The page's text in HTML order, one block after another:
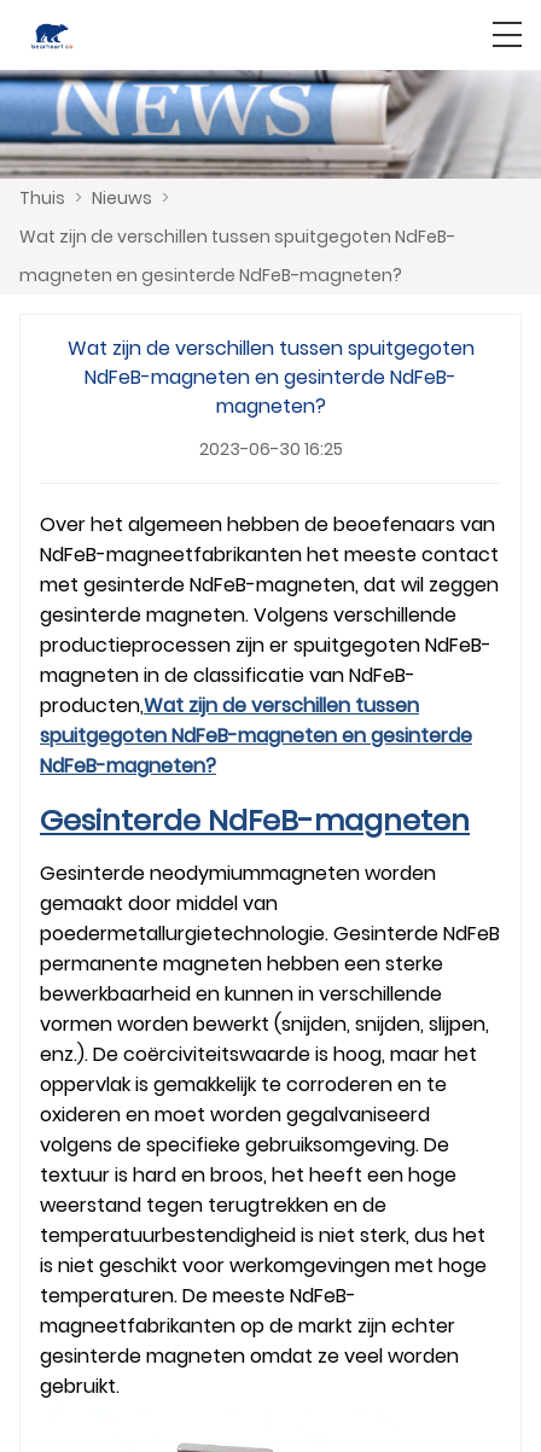
Thuis > Nieuws >
Wat zijn de verschillen tussen spuitgegoten NdFeB-
magneten en gesinterde NdFeB-magneten?
Wat zijn de verschillen tussen spuitgegoten
NdFeB-magneten en gesinterde NdFeB-
magneten?
2023-06-30 16:25
Over het algemeen hebben de beoefenaars van
NdFeB-magneetfabrikanten het meeste contact
met gesinterde NdFeB-magneten, dat wil zeggen
gesinterde magneten. Volgens verschillende
productieprocessen zijn er spuitgegoten NdFeB-
magneten in de classificatie van NdFeB-
producten,Wat zijn de verschillen tussen
spuitgegoten NdFeB-magneten en gesinterde
NdFeB-magneten?
Gesinterde NdFeB-magneten
Gesinterde neodymiummagneten worden
gemaakt door middel van
poedermetallurgietechnologie. Gesinterde NdFeB
permanente magneten hebben een sterke
bewerkbaarheid en kunnen in verschillende
vormen worden bewerkt (snijden, snijden, slijpen,
enz.). De coërciviteitswaarde is hoog, maar het
oppervlak is gemakkelijk te corroderen en te
oxideren en moet worden gegalvaniseerd
volgens de specifieke gebruiksomgeving. De
textuur is hard en broos, het heeft een hoge
weerstand tegen terugtrekken en de
temperatuurbestendigheid is niet sterk, dus het
is niet geschikt voor werkomgevingen met hoge
temperaturen. De meeste NdFeB-
magneetfabrikanten op de markt zijn echter
gesinterde magneten omdat ze veel worden
gebruikt.